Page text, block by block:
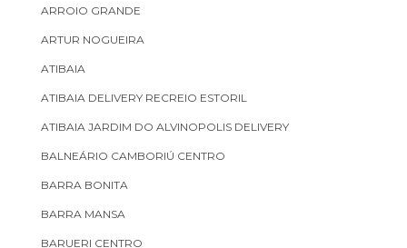
ARROIO GRANDE
ARTUR NOGUEIRA
ATIBAIA
ATIBAIA DELIVERY RECREIO ESTORIL
ATIBAIA JARDIM DO ALVINOPOLIS DELIVERY
BALNEÁRIO CAMBORIÚ CENTRO
BARRA BONITA
BARRA MANSA
BARUERI CENTRO